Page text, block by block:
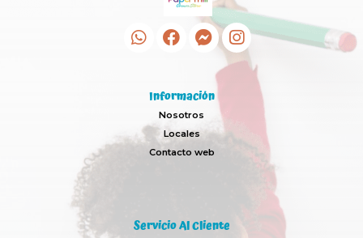
Información
Nosotros
Locales
Contacto web
Servicio Al Cliente